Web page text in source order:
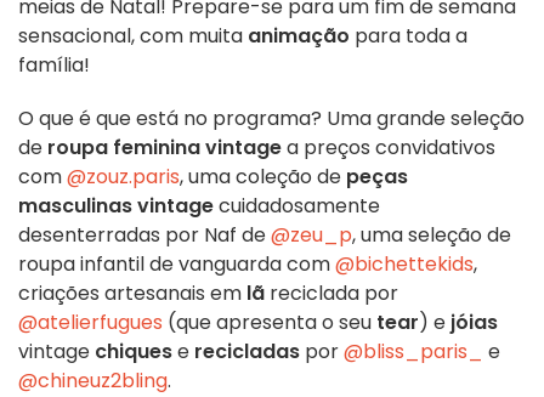
meias de Natal! Prepare-se para um fim de semana
sensacional, com muita animação para toda a
família!
O que é que está no programa? Uma grande seleção
de roupa feminina vintagea preços convidativos
com@zouz.paris, uma coleção de peças
masculinas vintagecuidadosamente
desenterradas por Naf de@zeu_p, uma seleção de
roupa infantil de vanguarda com@bichettekids,
criações artesanais em lã reciclada por
@atelierfugues (que apresenta o seu tear) e jóias
vintage chiquese recicladas por@bliss_paris_
e
@chineuz2bling.